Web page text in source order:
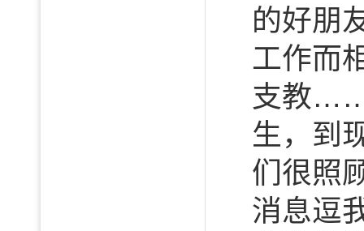
的好朋
工作而
支教……
生，到
们很照
消息逗